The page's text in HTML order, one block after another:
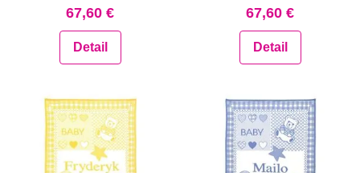
67,60 €
Detail
67,60 €
Detail